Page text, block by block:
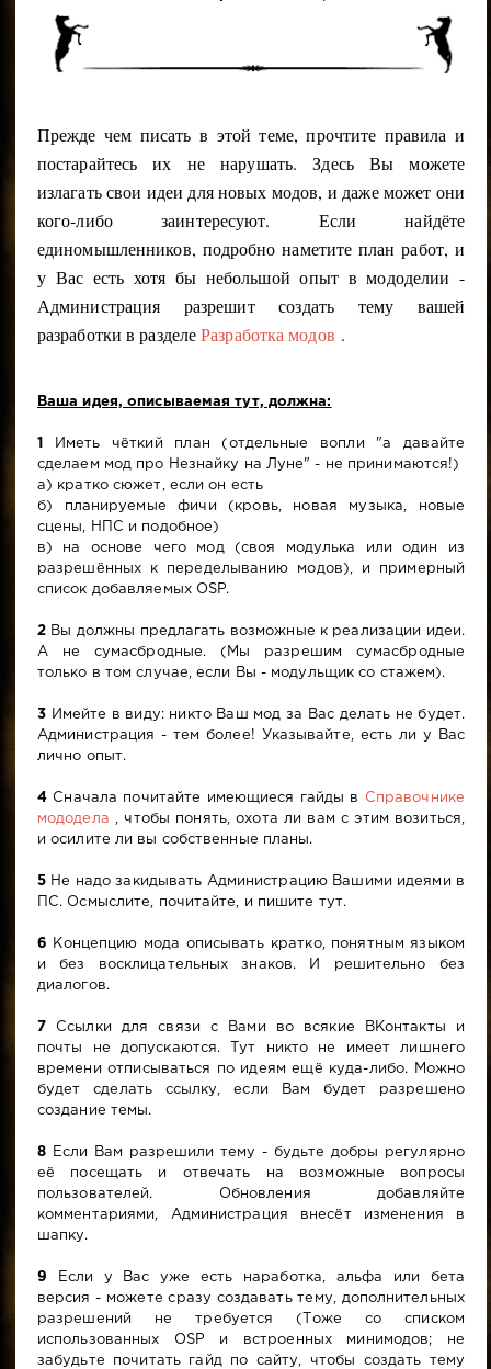
Прежде чем писать в этой теме, прочтите правила и
постарайтесь их не нарушать. Здесь Вы можете
излагать свои идеи для новых модов, и даже может они
кого-либо заинтересуют. Если найдёте
единомышленников, подробно наметите план работ, и
у Вас есть хотя бы небольшой опыт в мододелии -
Администрация разрешит создать тему вашей
разработки в разделеРазработка модов .
Ваша идея, описываемая тут, должна:
Иметь чёткий план (отдельные вопли "а давайте
сделаем мод про Незнайку на Луне" - не принимаются!)
а) кратко сюжет, если он есть
б) планируемые фичи (кровь, новая музыка, новые
сцены, НПС и подобное)
в) на основе чего мод (своя модулька или один из
разрешённых к переделыванию модов), и примерный
список добавляемых OSP.
2 Вы должны предлагать возможные к реализации идеи.
А не сумасбродные. (Мы разрешим сумасбродные
только в том случае, если Вы - модульщик со стажем).
3 Имейте в виду: никто Ваш мод за Вас делать не будет.
Администрация - тем более! Указывайте, есть ли у Вас
лично опыт.
4 Сначала почитайте имеющиеся гайды в
Справочнике
мододела , чтобы понять, охота ли вам с этим возиться,
и осилите ли вы собственные планы.
5 Не надо закидывать Администрацию Вашими идеями в
ПС. Осмыслите, почитайте, и пишите тут.
6 Концепцию мода описывать кратко, понятным языком
и без восклицательных знаков. И решительно без
диалогов.
7 Ссылки для связи с Вами во всякие ВКонтакты и
почты не допускаются. Тут никто не имеет лишнего
времени отписываться по идеям ещё куда-либо. Можно
будет сделать ссылку, если Вам будет разрешено
создание темы.
8 Если Вам разрешили тему - будьте добры регулярно
её посещать и отвечать на возможные вопросы
пользователей. Обновления добавляйте
комментариями, Администрация внесёт изменения в
шапку.
9 Если у Вас уже есть наработка, альфа или бета
версия - можете сразу создавать тему, дополнительных
разрешений не требуется (Тоже со списком
использованных OSP и встроенных минимодов; не
забудьте почитать гайд по сайту, чтобы создать тему